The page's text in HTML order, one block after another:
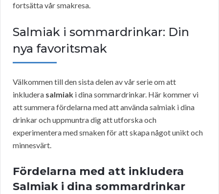
fortsätta vår smakresa.
Salmiak i sommardrinkar: Din
nya favoritsmak
Välkommen till den sista delen av vår serie om att
inkludera salmiak i dina sommardrinkar. Här kommer vi
att summera fördelarna med att använda salmiak i dina
drinkar och uppmuntra dig att utforska och
experimentera med smaken för att skapa något unikt och
minnesvärt.
Fördelarna med att inkludera
Salmiak i dina sommardrinkar